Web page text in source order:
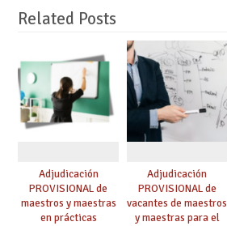
Related Posts
Adjudicación
PROVISIONAL de
maestros y maestras
en prácticas
Adjudicación
PROVISIONAL de
vacantes de maestros
y maestras para el